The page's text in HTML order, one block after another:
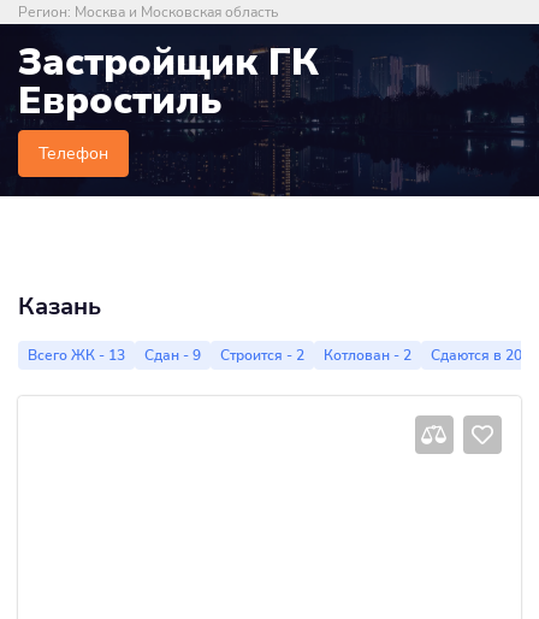
Регион: Москва и Московская область
Застройщик ГК
Евростиль
Телефон
Казань
Всего ЖК - 13 Сдан - 9 Строится - 2 Котлован - 2 Сдаются в